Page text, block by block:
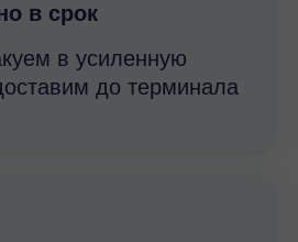
в срок
в усиленную
до терминала